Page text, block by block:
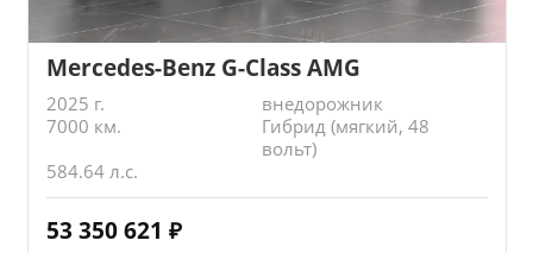
Mercedes-Benz G-Class AMG
2025 г.
внедорожник
7000 км.
Гибрид (мягкий, 48
вольт)
584.64 л.с.
53 350 621 ₽